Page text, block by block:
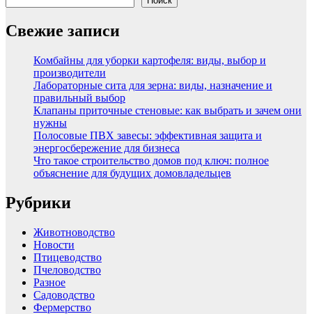
Свежие записи
Комбайны для уборки картофеля: виды, выбор и
производители
Лабораторные сита для зерна: виды, назначение и
правильный выбор
Клапаны приточные стеновые: как выбрать и зачем они
нужны
Полосовые ПВХ завесы: эффективная защита и
энергосбережение для бизнеса
Что такое строительство домов под ключ: полное
объяснение для будущих домовладельцев
Рубрики
Животноводство
Новости
Птицеводство
Пчеловодство
Разное
Садоводство
Фермерство